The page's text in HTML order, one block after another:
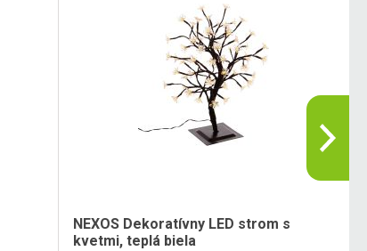
NEXOS Dekoratívny LED strom s
kvetmi, teplá biela